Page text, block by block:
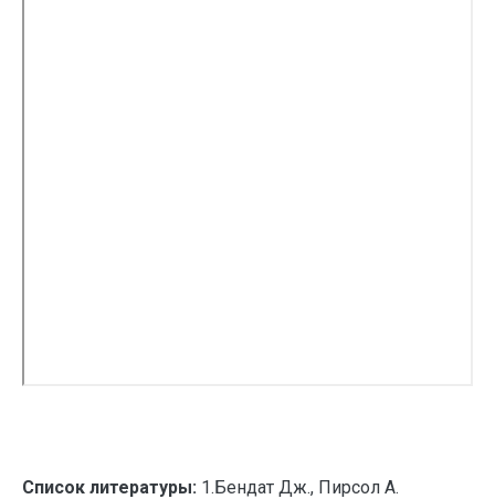
Список литературы: 1.Бендат Дж., Пирсол А.